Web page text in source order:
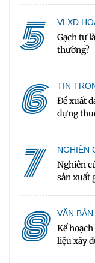
5 VLXD
Gạch tự
thường?
6 TIN
Đề xuất
dựng
7 NGHIÊN
Nghiên
sản xuất
8 VĂN
Kế
liệu xây